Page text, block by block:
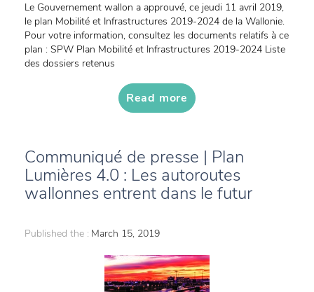
Le Gouvernement wallon a approuvé, ce jeudi 11 avril 2019,
le plan Mobilité et Infrastructures 2019-2024 de la Wallonie.
Pour votre information, consultez les documents relatifs à ce
plan : SPW Plan Mobilité et Infrastructures 2019-2024 Liste
des dossiers retenus
Read more
Communiqué de presse | Plan
Lumières 4.0 : Les autoroutes
wallonnes entrent dans le futur
Published the : March 15, 2019